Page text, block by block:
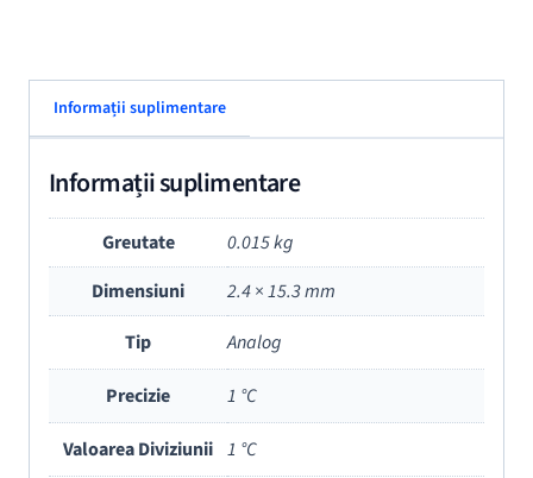
Informații suplimentare
Informații suplimentare
Greutate
0.015 kg
Dimensiuni
2.4 × 15.3 mm
Tip
Analog
Precizie 1 °C
Valoarea Diviziunii 1 °C